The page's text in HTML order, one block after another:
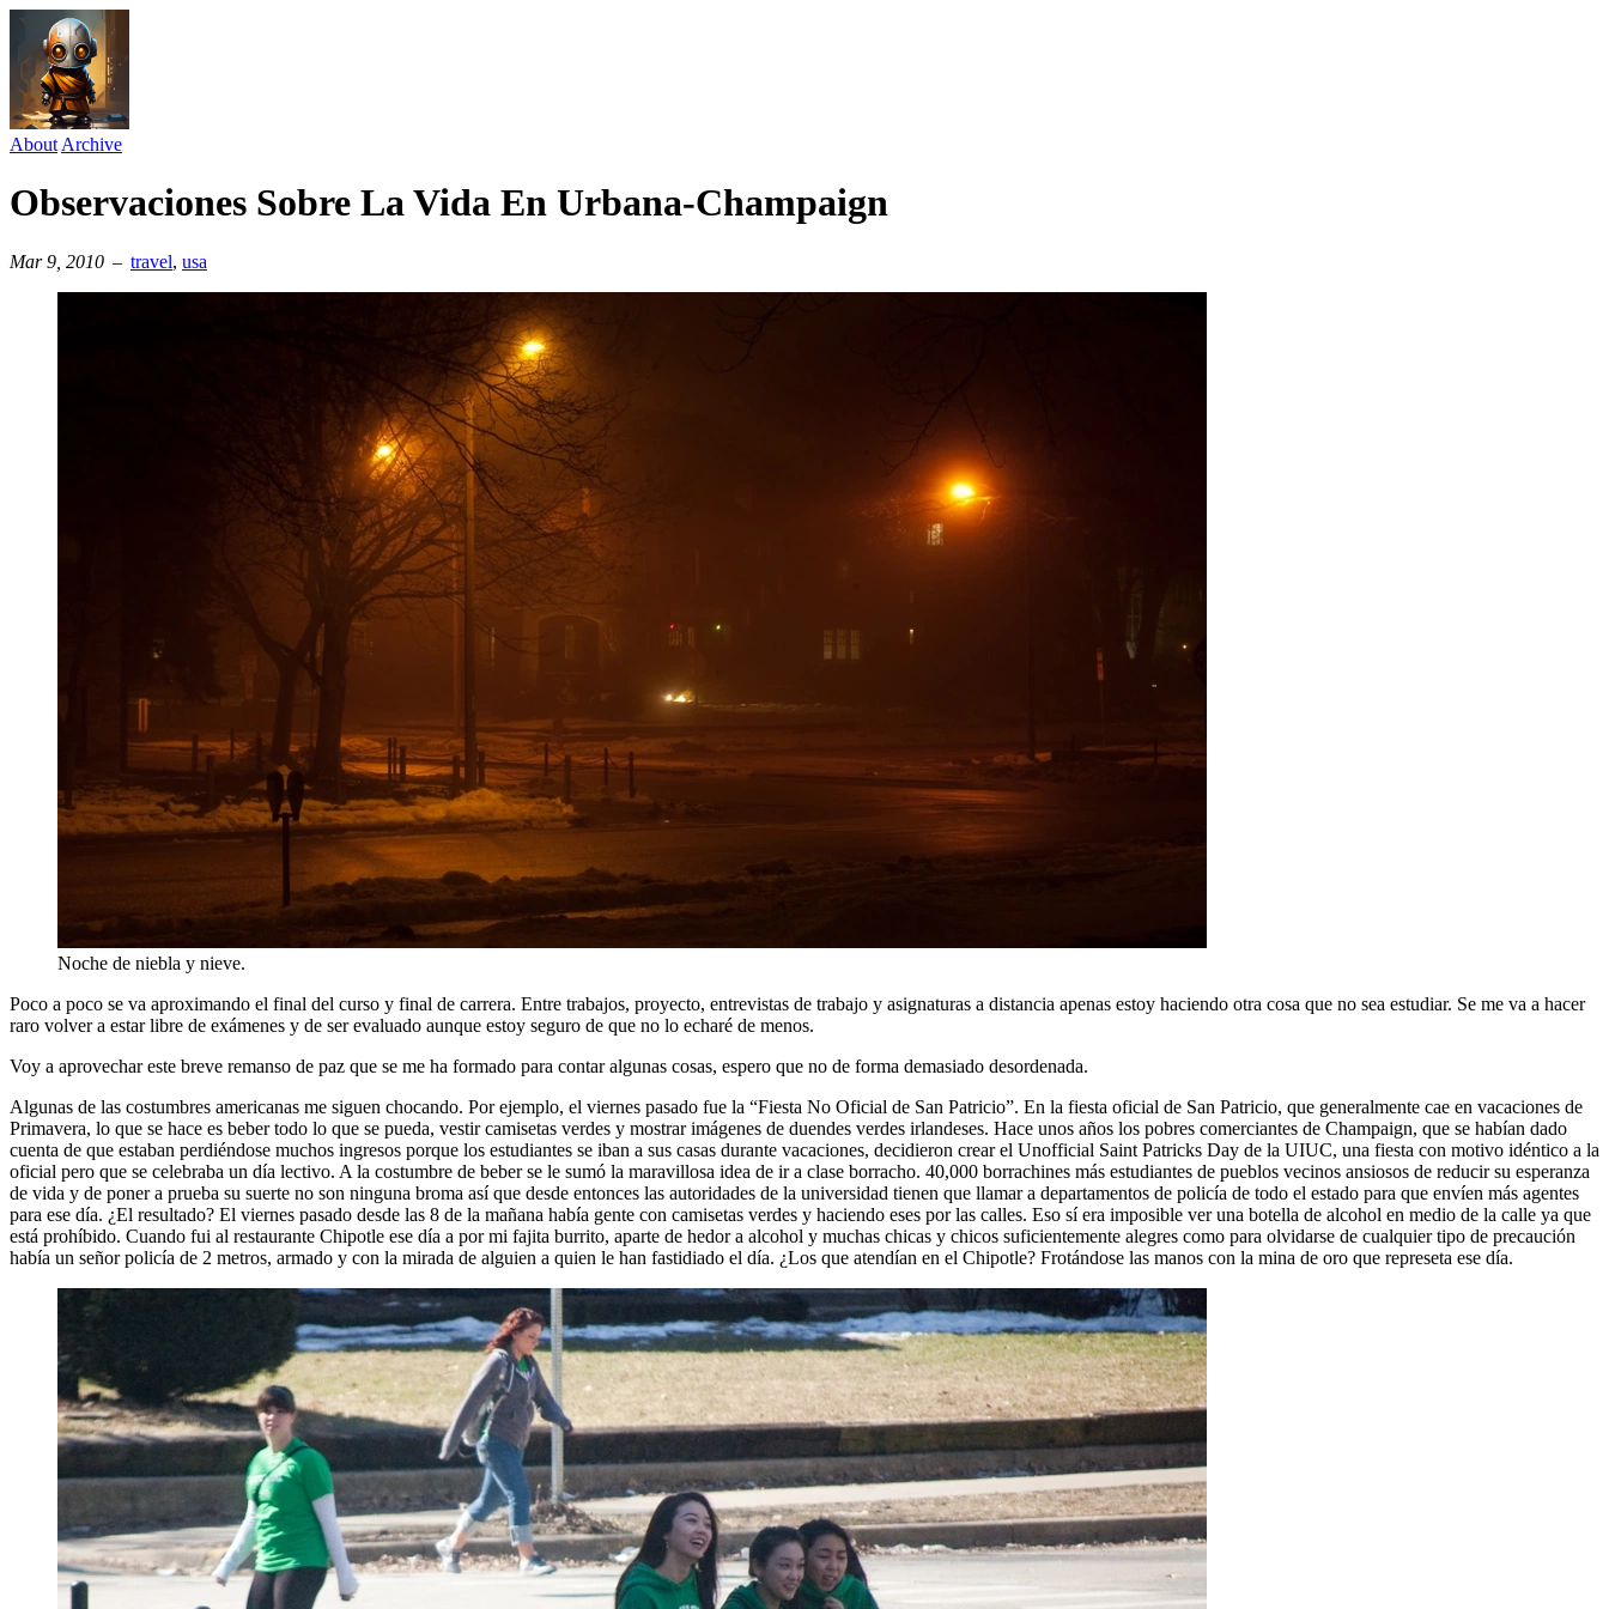
About Archive
Observaciones Sobre La Vida En Urbana-Champaign
Mar 9, 2010 – travel⁠, usa
Noche de niebla y nieve.
Poco a poco se va aproximando el final del curso y final de carrera. Entre trabajos, proyecto, entrevistas de trabajo y asignaturas a distancia apenas estoy haciendo otra cosa que no sea estudiar. Se me va a hacer
raro volver a estar libre de exámenes y de ser evaluado aunque estoy seguro de que no lo echaré de menos.
Voy a aprovechar este breve remanso de paz que se me ha formado para contar algunas cosas, espero que no de forma demasiado desordenada.
Algunas de las costumbres americanas me siguen chocando. Por ejemplo, el viernes pasado fue la “Fiesta No Oficial de San Patricio”. En la fiesta oficial de San Patricio, que generalmente cae en vacaciones de
Primavera, lo que se hace es beber todo lo que se pueda, vestir camisetas verdes y mostrar imágenes de duendes verdes irlandeses. Hace unos años los pobres comerciantes de Champaign, que se habían dado
cuenta de que estaban perdiéndose muchos ingresos porque los estudiantes se iban a sus casas durante vacaciones, decidieron crear el Unofficial Saint Patricks Day de la UIUC, una fiesta con motivo idéntico a la
oficial pero que se celebraba un día lectivo. A la costumbre de beber se le sumó la maravillosa idea de ir a clase borracho. 40,000 borrachines más estudiantes de pueblos vecinos ansiosos de reducir su esperanza
de vida y de poner a prueba su suerte no son ninguna broma así que desde entonces las autoridades de la universidad tienen que llamar a departamentos de policía de todo el estado para que envíen más agentes
para ese día. ¿El resultado? El viernes pasado desde las 8 de la mañana había gente con camisetas verdes y haciendo eses por las calles. Eso sí era imposible ver una botella de alcohol en medio de la calle ya que
está prohíbido. Cuando fui al restaurante Chipotle ese día a por mi fajita burrito, aparte de hedor a alcohol y muchas chicas y chicos suficientemente alegres como para olvidarse de cualquier tipo de precaución
había un señor policía de 2 metros, armado y con la mirada de alguien a quien le han fastidiado el día. ¿Los que atendían en el Chipotle? Frotándose las manos con la mina de oro que represeta ese día.